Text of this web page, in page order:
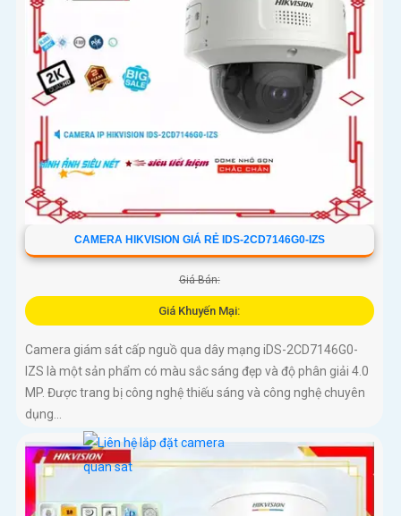
CAMERA HIKVISION GIÁ RẺ IDS-2CD7146G0-IZS
Giá Bán:
Giá Khuyến Mại:
Camera giám sát cấp nguồ qua dây mạng iDS-2CD7146G0-
IZS là một sản phẩm có màu sắc sáng đẹp và độ phân giải 4.0
MP. Được trang bị công nghệ thiếu sáng và công nghệ chuyên
dụng...